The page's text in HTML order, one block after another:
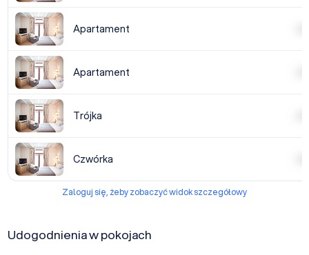
Apartament
Apartament
Trójka
Czwórka
Zaloguj się, żeby zobaczyć widok szczegółowy
Udogodnienia w pokojach